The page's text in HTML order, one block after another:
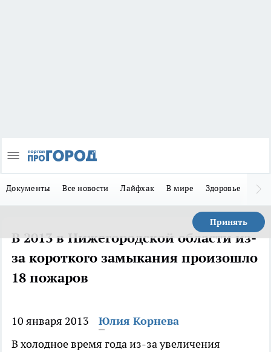
Документы Все новости Лайфхак В мире Здоровье
Принять
В 2013 в Нижегородской области из-
за короткого замыкания произошло
18 пожаров
10 января 2013
Юлия Корнева
В холодное время года из-за увеличения